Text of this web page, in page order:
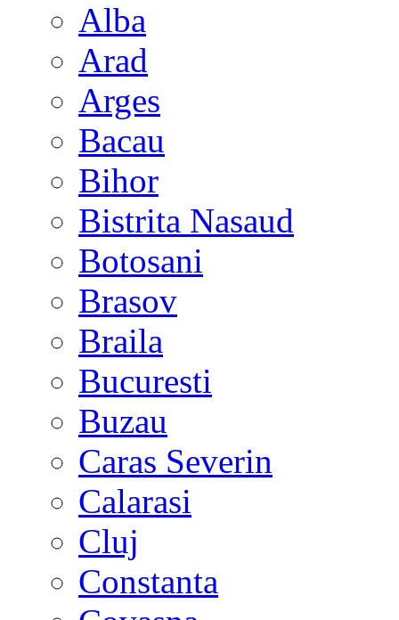
Alba
Arad
Arges
Bacau
Bihor
Bistrita Nasaud
Botosani
Brasov
Braila
Bucuresti
Buzau
Caras Severin
Calarasi
Cluj
Constanta